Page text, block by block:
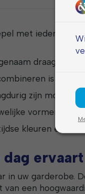
met iedere
is met
zijn mooie
vormen mooi
kleuren en
ervaart
in uw garderobe.
een